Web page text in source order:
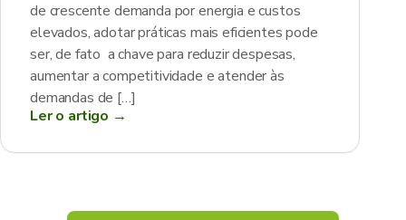
de crescente demanda por energia e custos
elevados, adotar práticas mais eficientes pode
ser, de fato a chave para reduzir despesas,
aumentar a competitividade e atender às
demandas de […]
Ler o artigo →